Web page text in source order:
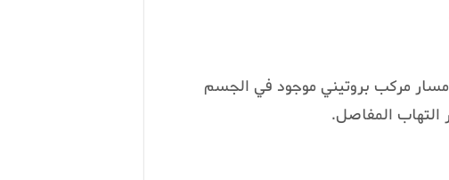
مركب بروتيني موجود في الجسم
التهاب المفاصل.